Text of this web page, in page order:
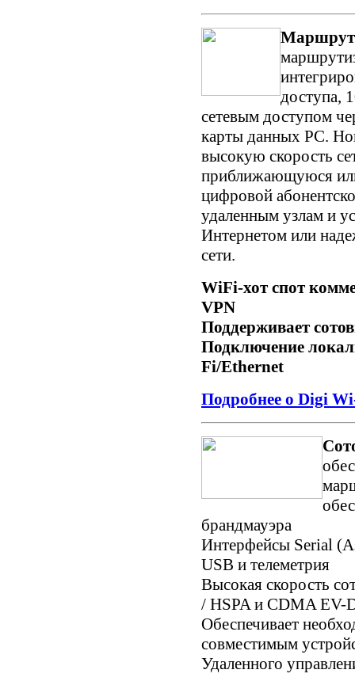
доступа,
сетевым доступом
карты данных PC.
высокую скорость
приближающуюся
цифровой
удаленным узлам и
Интернетом или
сети.
WiFi-хот спот
VPN
Поддерживает
Подключение
Fi/Ethernet
Подробнее о Digi
брандмауэра
Интерфейсы Serial
USB и телеметрия
Высокая скорость
/ HSPA и CDMA EV-
Обеспечивает
совместимым
Удаленного